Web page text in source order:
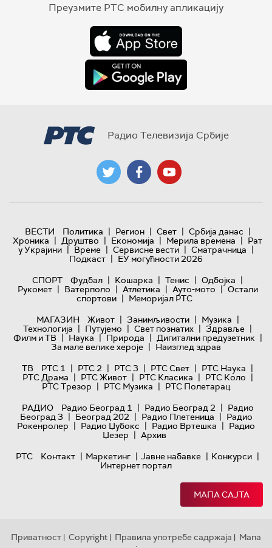
Преузмите РТС мобилну апликацију
Радио Телевизија Србије
ВЕСТИ Политика | Регион | Свет | Србија данас |
Хроника | Друштво | Економија | Мерила времена | Рат
у Украјини | Време | Сервисне вести | Сматрачница |
Подкаст | ЕУ могућности 2026
СПОРТ
Фудбал | Кошарка | Тенис | Одбојка |
Рукомет | Ватерполо | Атлетика | Ауто-мото | Остали
спортови | Меморијал РТС
МАГАЗИН
Живот | Занимљивости | Музика |
Технологијa | Путујемо | Свет познатих | Здравље |
Филм и ТВ | Наука | Природа | Дигитални предузетник |
За мале велике хероје | Наизглед здрав
ТВ
РТС 1 | РТС 2 | РТС 3 | РТС Свет | РТС Наука |
РТС Драма | РТС Живот | РТС Класика | РТС Коло |
РТС Трезор | РТС Музика | РТС Полетарац
РАДИО
Радио Београд 1 | Радио Београд 2 | Радио
Београд 3 | Београд 202 | Радио Плетеница | Радио
Рокенролер | Радио Џубокс | Радио Вртешка | Радио
Џезер | Архив
РТС
Контакт | Маркетинг | Јавне набавке | Конкурси |
Интернет портал
МАПА САЈТА
Приватност | Copyright | Правила употребе садржаја | Мапа